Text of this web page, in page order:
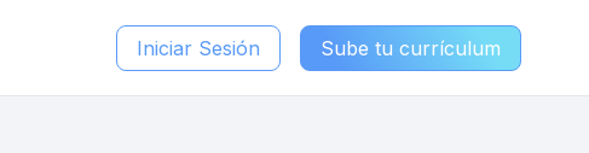
Iniciar Sesión Sube tu currículum